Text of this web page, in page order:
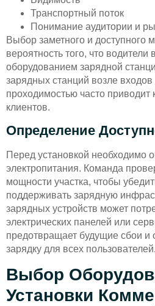
Транспортный поток
Понимание аудитории и
Выбор заметного и доступного
вероятность того, что водители
оборудованием зарядной
зарядных станций возле
проходимостью часто
клиентов.
Определение
Перед установкой необходимо
электропитания. Команда
мощности участка, чтобы
поддерживать зарядную
зарядных устройств может
электрических панелей или
предотвращает будущие сбои и
зарядку для всех пользователей.
Выбор
Установки